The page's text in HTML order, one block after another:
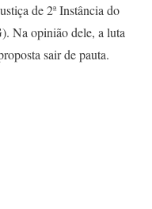
de 2ª Instância do
Na opinião dele, a luta
sair de pauta.